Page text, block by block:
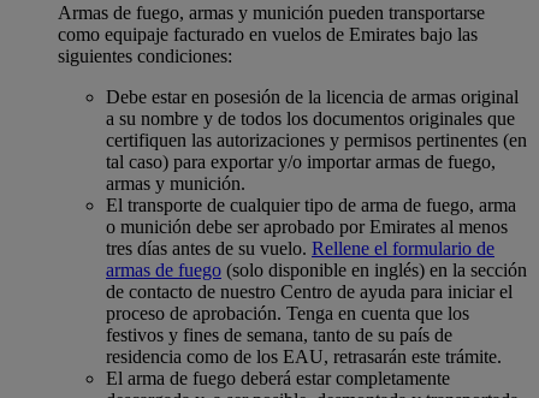
Armas de fuego, armas y munición pueden transportarse
como equipaje facturado en vuelos de Emirates bajo las
siguientes condiciones:
Debe estar en posesión de la licencia de armas original
a su nombre y de todos los documentos originales que
certifiquen las autorizaciones y permisos pertinentes (en
tal caso) para exportar y/o importar armas de fuego,
armas y munición.
El transporte de cualquier tipo de arma de fuego, arma
o munición debe ser aprobado por Emirates al menos
tres días antes de su vuelo. Rellene el formulario de
armas de fuego (solo disponible en inglés) en la sección
de contacto de nuestro Centro de ayuda para iniciar el
proceso de aprobación. Tenga en cuenta que los
festivos y fines de semana, tanto de su país de
residencia como de los EAU, retrasarán este trámite.
El arma de fuego deberá estar completamente